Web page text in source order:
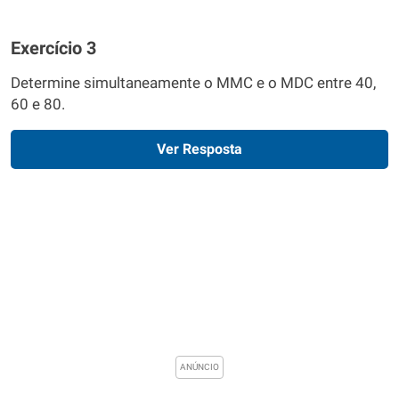
Exercício 3
Determine simultaneamente o MMC e o MDC entre 40,
60 e 80.
Ver Resposta